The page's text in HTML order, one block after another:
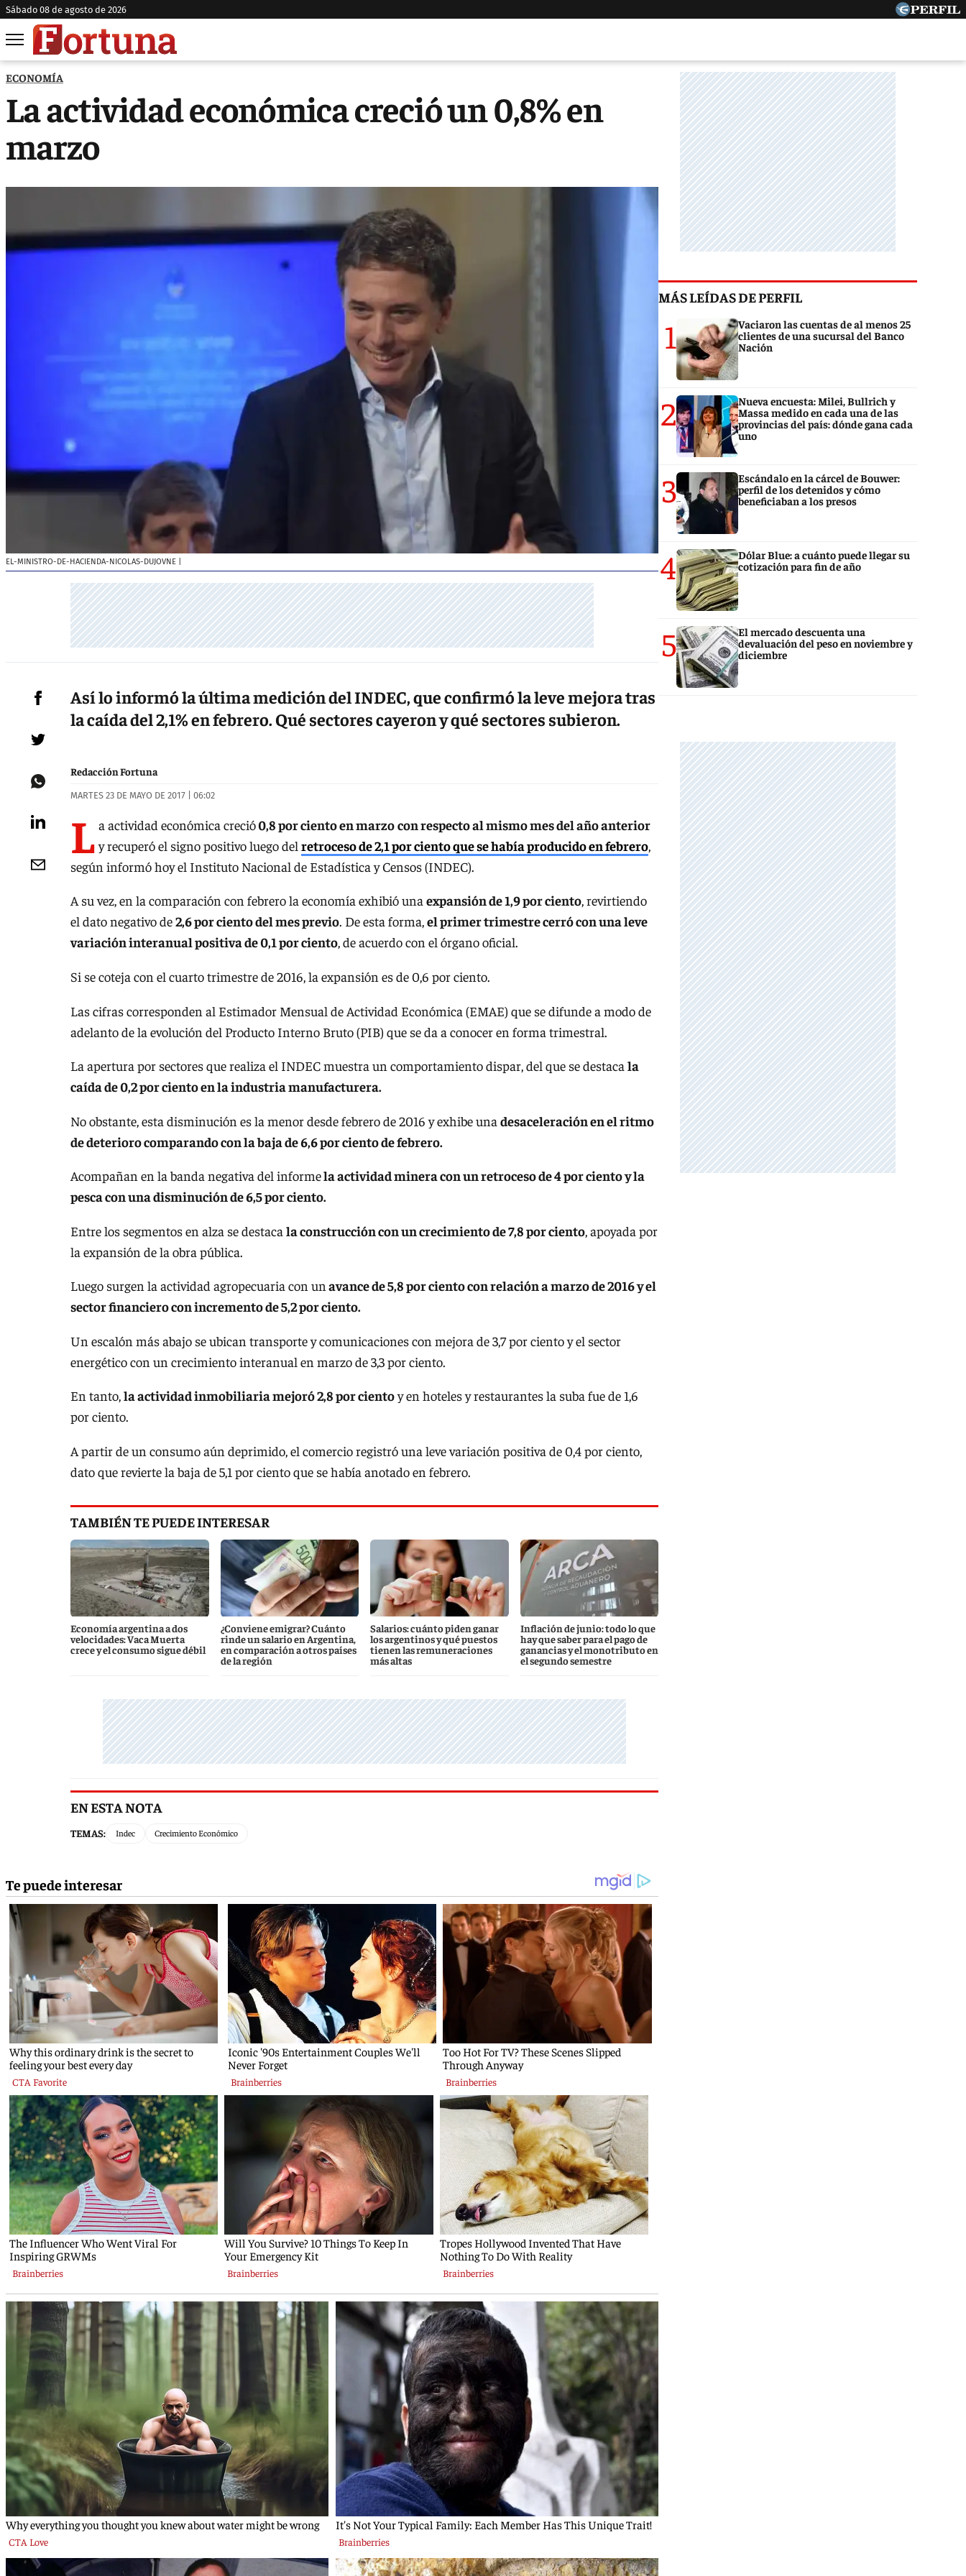
sábado 08 de agosto de 2026
ECONOMÍA
La actividad económica creció un 0,8% en
marzo
EL-MINISTRO-DE-HACIENDA-NICOLAS-DUJOVNE
Así lo informó la última medición del INDEC, que confirmó la leve mejora tras
la caída del 2,1% en febrero. Qué sectores cayeron y qué sectores subieron.
Redacción Fortuna
MARTES 23 DE MAYO DE 2017 | 06:02
L a actividad económica creció0,8 por ciento en marzocon respecto al mismo mes del año anterior
y recuperó el signo positivo luego del retroceso de 2,1 por ciento que se había producido en febrero,
según informó hoy el Instituto Nacional de Estadística y Censos (INDEC).
A su vez, en la comparación con febrero la economía exhibió una expansión de 1,9 por ciento, revirtiendo
el dato negativo de2,6 por ciento del mes previo. De esta forma,el primer trimestre cerró con una leve
variación interanual positiva de 0,1 por ciento, de acuerdo con el órgano oficial.
Si se coteja con el cuarto trimestre de 2016, la expansión es de 0,6 por ciento.
Las cifras corresponden al Estimador Mensual de Actividad Económica (EMAE) que se difunde a modo de
adelanto de la evolución del Producto Interno Bruto (PIB) que se da a conocer en forma trimestral.
La apertura por sectores que realiza el INDEC muestra un comportamiento dispar, del que se destaca la
caída de 0,2 por ciento en la industria manufacturera.
No obstante, esta disminución es la menor desde febrero de 2016 y exhibe una desaceleración en el ritmo
de deterioro comparando con la baja de 6,6 por ciento de febrero.
Acompañan en la banda negativa del informela actividad minera con un retroceso de 4 por ciento y la
pesca con una disminución de 6,5 por ciento.
Entre los segmentos en alza se destaca la construcción con un crecimiento de 7,8 por ciento, apoyada por
la expansión de la obra pública.
Luego surgen la actividad agropecuaria con un avance de 5,8 por ciento con relación a marzo de 2016 y el
sector financiero con incremento de 5,2 por ciento.
Un escalón más abajo se ubican transporte y comunicaciones con mejora de 3,7 por ciento y el sector
energético con un crecimiento interanual en marzo de 3,3 por ciento.
En tanto,la actividad inmobiliaria mejoró 2,8 por cientoy en hoteles y restaurantes la suba fue de 1,6
por ciento.
A partir de un consumo aún deprimido, el comercio registró una leve variación positiva de 0,4 por ciento,
dato que revierte la baja de 5,1 por ciento que se había anotado en febrero.
TAMBIÉN TE PUEDE INTERESAR
Economía argentina a dos
velocidades: Vaca Muerta
crece y el consumo sigue débil
¿Conviene emigrar? Cuánto
rinde un salario en Argentina,
en comparación a otros países
de la región
Salarios: cuánto piden ganar
los argentinos y qué puestos
tienen las remuneraciones
más altas
Inflación de junio: todo lo que
hay que saber para el pago de
ganancias y el monotributo en
el segundo semestre
EN ESTA NOTA
TEMAS: Indec Crecimiento Económico
MÁS LEÍDAS DE PERFIL
1
Vaciaron las cuentas de al menos 25
clientes de una sucursal del Banco
Nación
2
Nueva encuesta: Milei, Bullrich y
Massa medido en cada una de las
provincias del país: dónde gana cada
uno
3
Escándalo en la cárcel de Bouwer:
perfil de los detenidos y cómo
beneficiaban a los presos
4
Dólar Blue: a cuánto puede llegar su
cotización para fin de año
5
El mercado descuenta una
devaluación del peso en noviembre y
diciembre